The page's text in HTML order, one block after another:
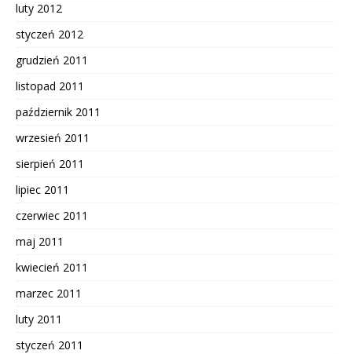
luty 2012
styczeń 2012
grudzień 2011
listopad 2011
październik 2011
wrzesień 2011
sierpień 2011
lipiec 2011
czerwiec 2011
maj 2011
kwiecień 2011
marzec 2011
luty 2011
styczeń 2011